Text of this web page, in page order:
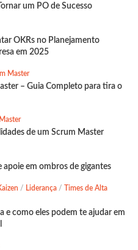
um PO de Sucesso
OKRs no Planejamento
em 2025
Master
– Guia Completo para tira o
de um Scrum Master
apoie em ombros de gigantes
/ Liderança /
Times de Alta
e como eles podem te ajudar em